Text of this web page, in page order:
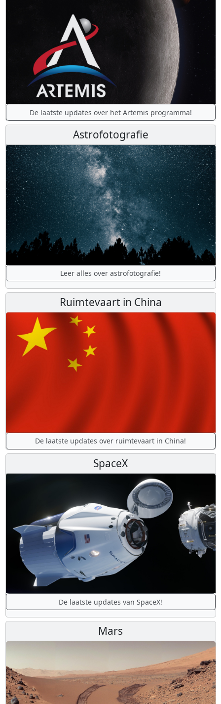
De laatste updates over het Artemis programma!
Astrofotografie
Leer alles over astrofotografie!
Ruimtevaart in China
De laatste updates over ruimtevaart in China!
SpaceX
De laatste updates van SpaceX!
Mars